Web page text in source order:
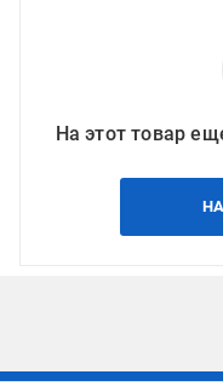
На этот товар